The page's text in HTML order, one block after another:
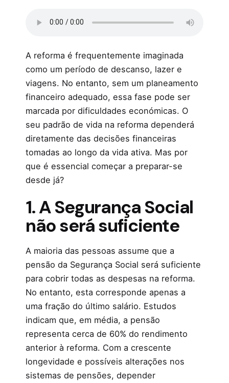
A reforma é frequentemente imaginada
como um período de descanso, lazer e
viagens. No entanto, sem um planeamento
financeiro adequado, essa fase pode ser
marcada por dificuldades económicas. O
seu padrão de vida na reforma dependerá
diretamente das decisões financeiras
tomadas ao longo da vida ativa. Mas por
que é essencial começar a preparar-se
desde já?
1. A Segurança Social
não será suficiente
A maioria das pessoas assume que a
pensão da Segurança Social será suficiente
para cobrir todas as despesas na reforma.
No entanto, esta corresponde apenas a
uma fração do último salário. Estudos
indicam que, em média, a pensão
representa cerca de 60% do rendimento
anterior à reforma. Com a crescente
longevidade e possíveis alterações nos
sistemas de pensões, depender